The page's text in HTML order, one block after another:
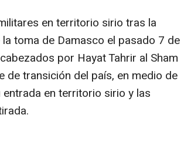
en territorio sirio tras la
toma de Damasco el pasado 7 de
por Hayat Tahrir al Sham
de transición del país, en medio de
en territorio sirio y las